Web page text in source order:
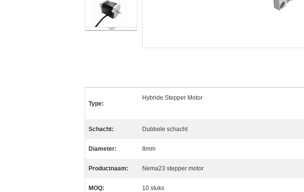
Type:
Hybride Stepper Motor
Schacht: Dubbele schacht
Diameter: 8mm
Productnaam: Nema23 stepper motor
MOQ: 10 stuks